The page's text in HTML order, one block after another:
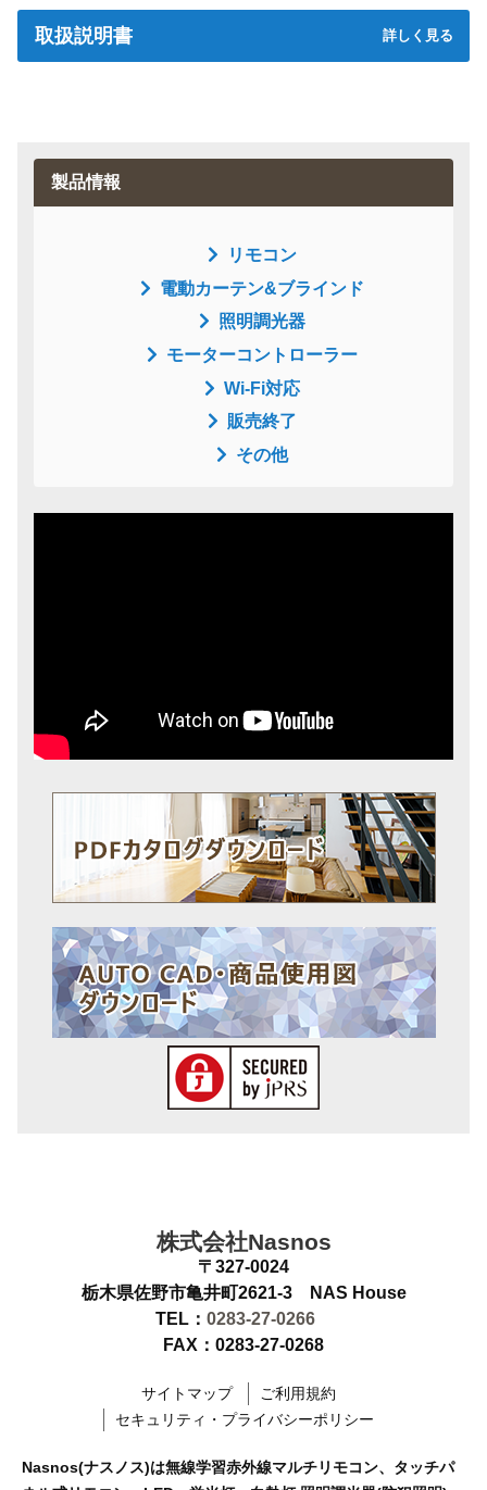
外形寸法 長さ174×幅56×厚さ15mm
通信方式
取扱説明書
ID登録
製品情報
リモコン
電動カーテン&ブラインド
照明調光器
モーターコントローラー
Wi-Fi対応
販売終了
その他
株式会社Nasnos
〒327-0024
栃木県佐野市亀井町2621-3 NAS House
TEL： 0283-27-0266
FAX：0283-27-0268
サイトマップ
ご利用規約
セキュリティ・プライバシーポリシー
Nasnos(ナスノス)は無線学習赤外線マルチリモコン、タッチパ